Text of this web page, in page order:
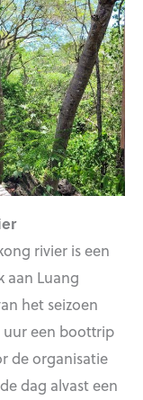
rivier is een
aan Luang
het seizoen
uur een boottrip
de organisatie
dag alvast een